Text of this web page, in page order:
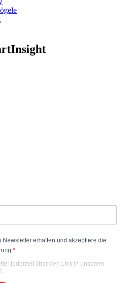
Newsletter erhalten und akzeptiere die
jederzeit über den Link in unserem